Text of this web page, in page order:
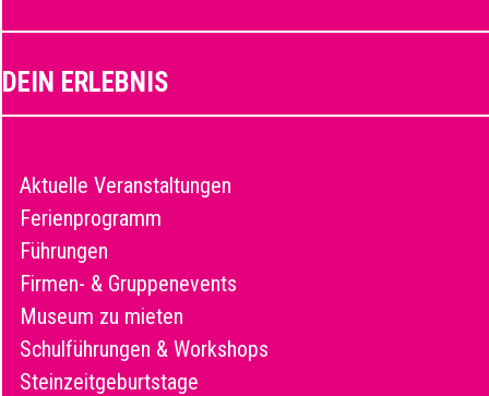
DEIN ERLEBNIS
Aktuelle Veranstaltungen
Ferienprogramm
Führungen
Firmen- & Gruppenevents
Museum zu mieten
Schulführungen & Workshops
Steinzeitgeburtstage